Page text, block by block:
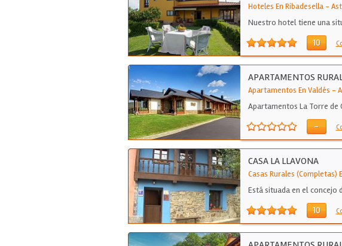
Hoteles En Ribadesella-
Nuestro hotel tiene una
10
APARTAMENTOS
Apartamentos En Valdés -
Apartamentos La Torre de
-
CASA LA LLAVONA
Casas Rurales (Completas)
Está situada en el concejo
10